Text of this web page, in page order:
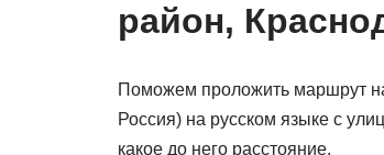
район,
Поможем проложить маршрут
Россия) на русском языке с
какое до него расстояние.